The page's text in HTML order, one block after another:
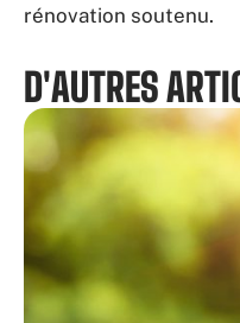
rénovation soutenu.
D'AUTRES